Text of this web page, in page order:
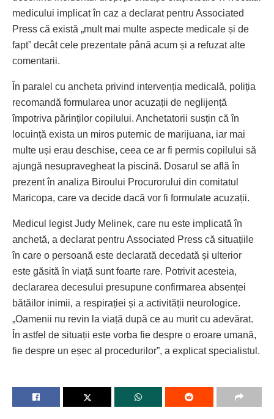
medicului implicat în caz a declarat pentru Associated
Press că există „mult mai multe aspecte medicale și de
fapt” decât cele prezentate până acum și a refuzat alte
comentarii.
În paralel cu ancheta privind intervenția medicală, poliția
recomandă formularea unor acuzații de neglijență
împotriva părinților copilului. Anchetatorii susțin că în
locuință exista un miros puternic de marijuana, iar mai
multe uși erau deschise, ceea ce ar fi permis copilului să
ajungă nesupravegheat la piscină. Dosarul se află în
prezent în analiza Biroului Procurorului din comitatul
Maricopa, care va decide dacă vor fi formulate acuzații.
Medicul legist Judy Melinek, care nu este implicată în
anchetă, a declarat pentru Associated Press că situațiile
în care o persoană este declarată decedată și ulterior
este găsită în viață sunt foarte rare. Potrivit acesteia,
declararea decesului presupune confirmarea absenței
bătăilor inimii, a respirației și a activității neurologice.
„Oamenii nu revin la viață după ce au murit cu adevărat.
În astfel de situații este vorba fie despre o eroare umană,
fie despre un eșec al procedurilor”, a explicat specialistul.